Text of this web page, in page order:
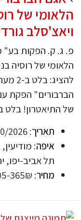
הלאומי של
ויאצ'סלב
פ. ג. ק. הפקות בע"
הלאומי של רוסיה
הברבורים" הפקת
של התיאטרון! בלט ב-2 מערכות ו-4
תאריך: 21/10/2026 - 03/11/2026
איפה:
תל אביב-יפו,
מחיר: 205-365₪,